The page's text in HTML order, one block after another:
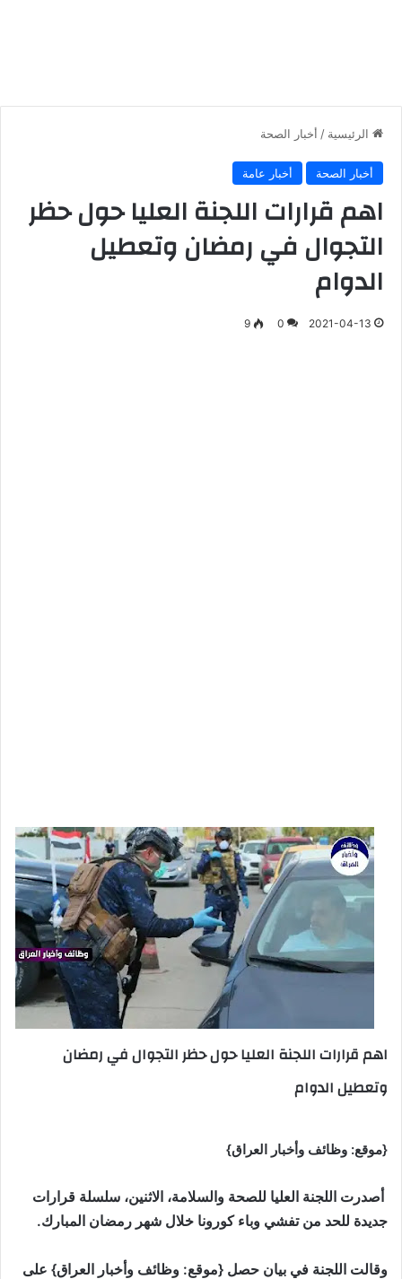
الرئيسية / أخبار الصحة
أخبار الصحة أخبار عامة
اهم قرارات اللجنة العليا حول حظر
التجوال في رمضان وتعطيل
الدوام
2021-04-13
0
9
اهم قرارات اللجنة العليا حول حظر التجوال في رمضان
وتعطيل الدوام
{موقع: وظائف وأخبار العراق}
أصدرت اللجنة العليا للصحة والسلامة، الاثنين، سلسلة قرارات
جديدة للحد من تفشي وباء كورونا خلال شهر رمضان المبارك.
وقالت اللجنة في بيان حصل {موقع: وظائف وأخبار العراق} على